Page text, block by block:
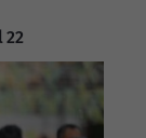
22